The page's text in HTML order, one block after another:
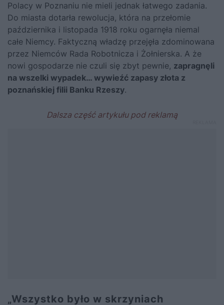
Polacy w Poznaniu nie mieli jednak łatwego zadania.
Do miasta dotarła rewolucja, która na przełomie
października i listopada 1918 roku ogarnęła niemal
całe Niemcy. Faktyczną władzę przejęła zdominowana
przez Niemców Rada Robotnicza i Żołnierska. A że
nowi gospodarze nie czuli się zbyt pewnie, zapragnęli
na wszelki wypadek… wywieźć zapasy złota z
poznańskiej filii Banku Rzeszy.
„Wszystko było w skrzyniach